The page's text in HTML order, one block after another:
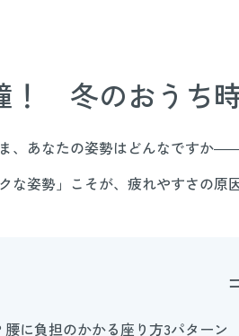
！ 冬のおうち時
、あなたの姿勢はどんなですか
な姿勢」こそが、疲れやすさの原
に負担のかかる座り方3パターン